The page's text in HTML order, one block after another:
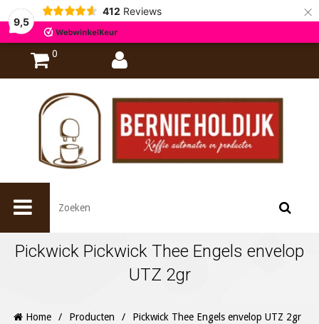
9,5
412 Reviews ×
0
Pickwick Pickwick Thee Engels envelop
UTZ 2gr
Home / Producten / Pickwick Thee Engels envelop UTZ 2gr